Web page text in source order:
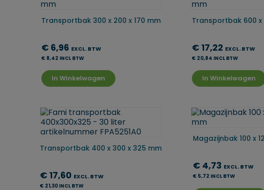
Transportbak 300 x 200 x 170 mm
€ 6,96 EXCL. BTW
€ 8,42 INCL BTW
In Winkelwagen
Transportbak 600 x
€ 17,22 EXCL. BTW
€ 20,84 INCL BTW
In Winkelwagen
Transportbak 400 x 300 x 325 mm
€ 17,60 EXCL. BTW
€ 21,30 INCL BTW
Magazijnbak 100 x
€ 4,73 EXCL. BTW
€ 5,72 INCL BTW